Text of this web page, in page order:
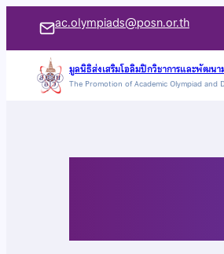
เนื้อหา
ac.olympiads@posn.or.th
มูลนิธิส่งเสริมโอลิมปิกวิชาการและพัฒนา
The Promotion of Academic Olympiad and